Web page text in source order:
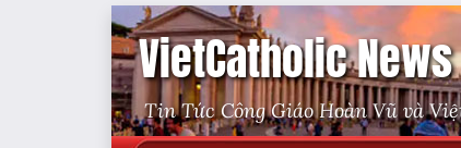
VietCatholic News
Tin Tức Công Giáo Hoàn Vũ và